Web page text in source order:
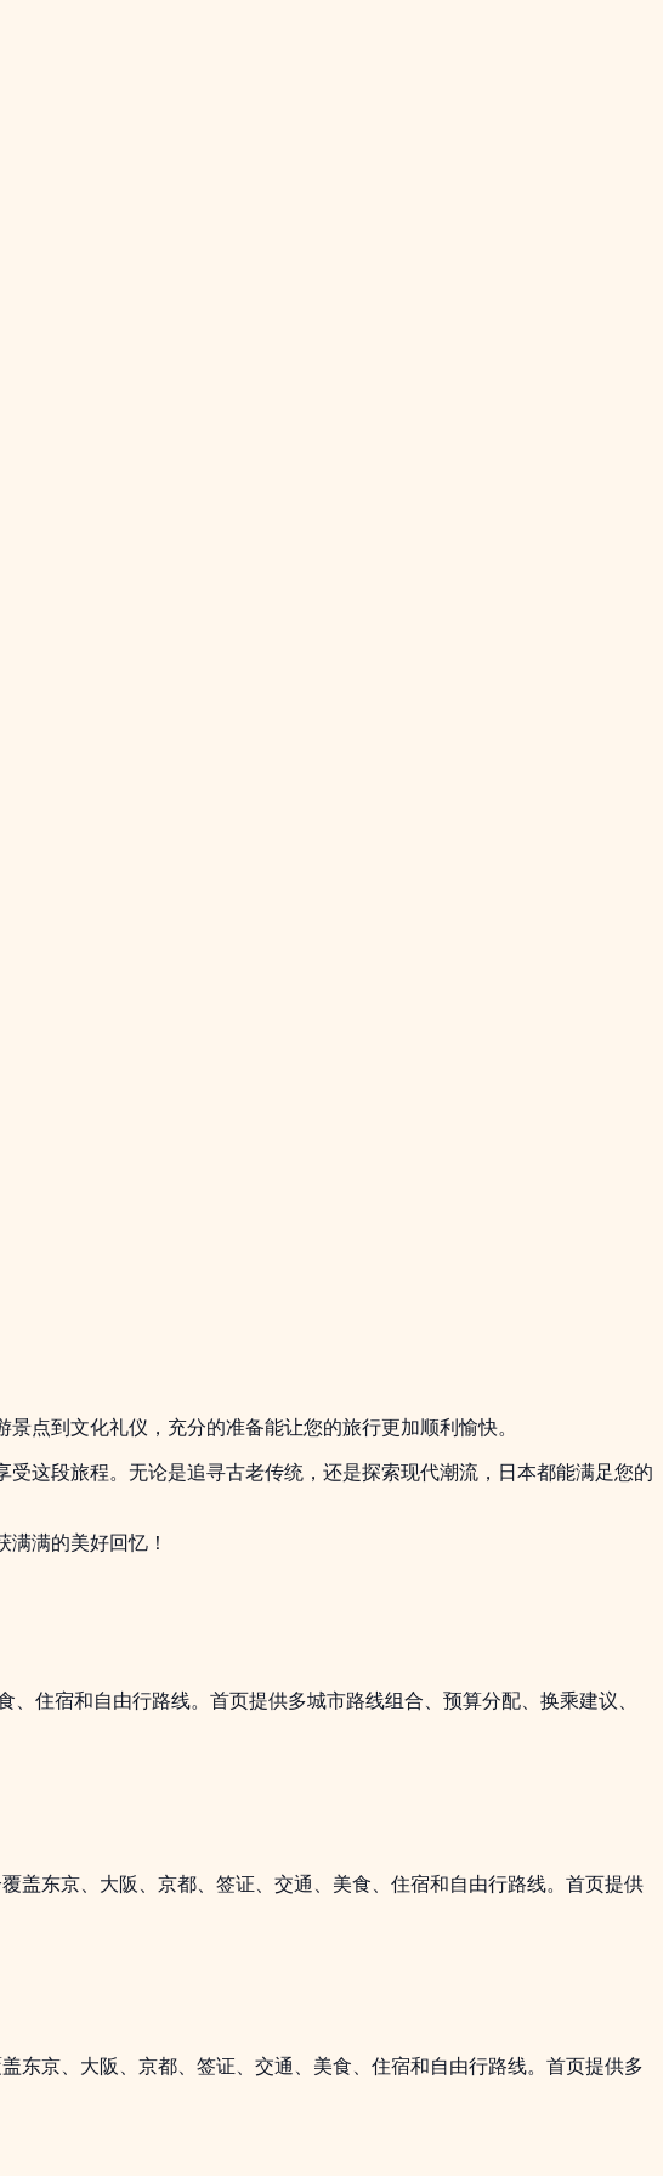
点到文化礼仪，充分的准备能让您的旅行更加顺利愉快。
这段旅程。无论是追寻古老传统，还是探索现代潮流，日本都能满足您的
满的美好回忆！
住宿和自由行路线。首页提供多城市路线组合、预算分配、换乘建议、
盖东京、大阪、京都、签证、交通、美食、住宿和自由行路线。首页提供
东京、大阪、京都、签证、交通、美食、住宿和自由行路线。首页提供多